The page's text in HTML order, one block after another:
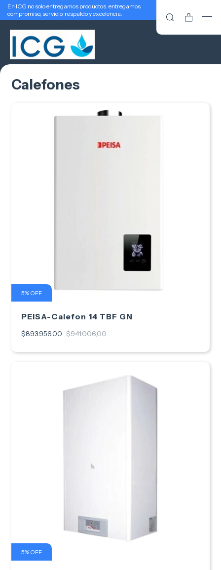
En ICG no solo entregamos productos: entregamos
compromiso, servicio, respaldo y excelencia.
Calefones
5% OFF
PEISA-Calefon 14 TBF GN
$893.956,00 $941.006,00
5% OFF